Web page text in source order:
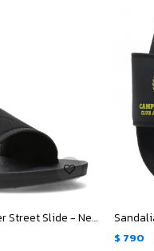
Sandalias de Hombre Rider Street Slide - Negro - Blanco
$ 790